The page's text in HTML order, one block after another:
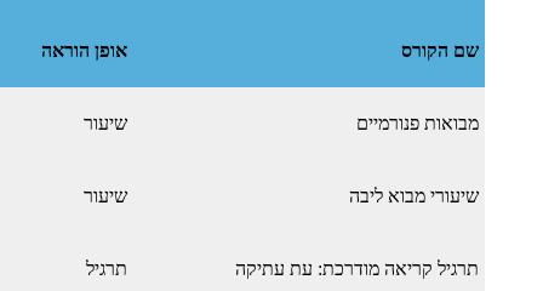
שם הקורס אופן הוראה
מבואות פנורמיים שיעור
שיעורי מבוא ליבה שיעור
תרגיל קריאה מודרכת: עת עתיקה תרגיל